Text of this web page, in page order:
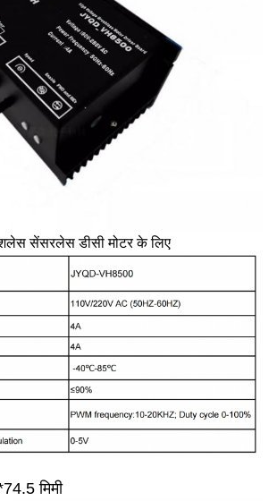
सेंसरलेस डीसी मोटर के लिए
मिमी